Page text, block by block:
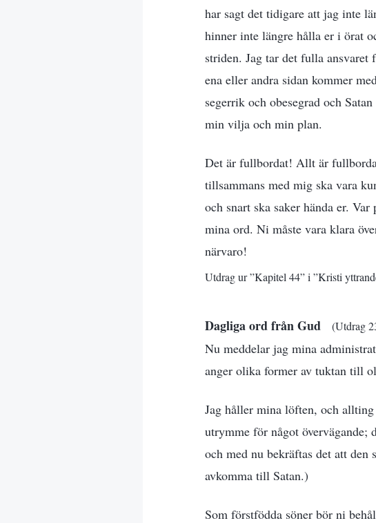
har sagt det tidigare att jag inte
hinner inte längre hålla er i örat
striden. Jag tar det fulla
ena eller andra sidan kommer
segerrik och obesegrad och
min vilja och min plan.
Det är fullbordat! Allt är
tillsammans med mig ska vara
och snart ska saker hända er.
mina ord. Ni måste vara klara
närvaro!
Utdrag ur ”Kapitel 44” i ”Kristi
Dagliga ord från Gud (Utdrag
Nu meddelar jag mina
anger olika former av tuktan till
Jag håller mina löften, och
utrymme för något övervägande;
och med nu bekräftas det att
avkomma till Satan.)
Som förstfödda söner bör ni